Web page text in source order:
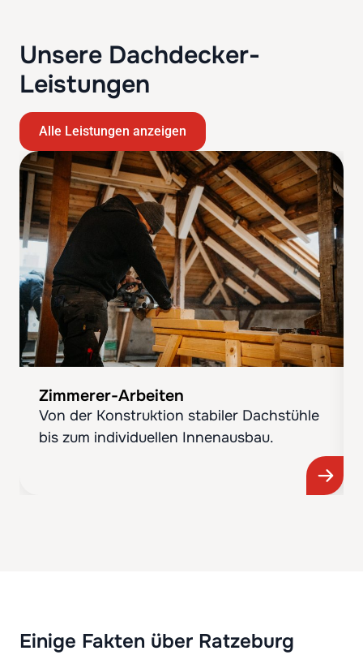
Unsere Dachdecker-
Leistungen
Alle Leistungen anzeigen
Zimmerer-Arbeiten
Von der Konstruktion stabiler Dachstühle
bis zum individuellen Innenausbau.
Einige Fakten über Ratzeburg